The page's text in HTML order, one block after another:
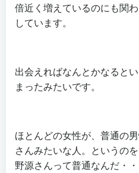
倍近く増えているのにも関
しています。
出会えればなんとかなると
まったみたいです。
ほとんどの女性が、普通の
さんみたいな人。というの
野源さんって普通なんだ・